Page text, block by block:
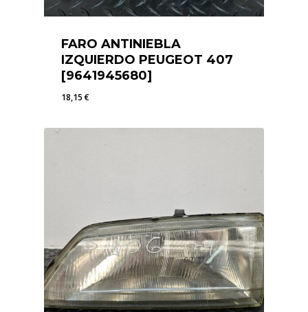
FARO ANTINIEBLA
IZQUIERDO PEUGEOT 407
[9641945680]
18,15€